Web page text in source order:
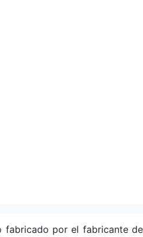
por el fabricante